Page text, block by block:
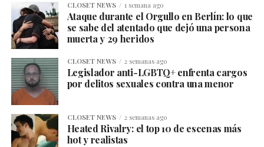
CLOSET NEWS 1 semana ago
Ataque durante el Orgullo en Berlín: lo que
se sabe del atentado que dejó una persona
muerta y 29 heridos
CLOSET NEWS 2 semanas ago
Legislador anti-LGBTQ+ enfrenta cargos
por delitos sexuales contra una menor
CLOSET NEWS 2 semanas ago
Heated Rivalry: el top 10 de escenas más
hot y realistas